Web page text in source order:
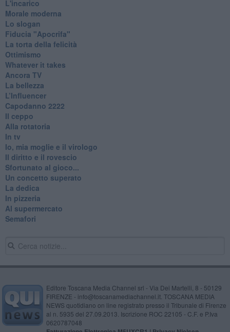
L'incarico
Morale moderna
Lo slogan
Fiducia "Apocrifa"
La torta della felicità
Ottimismo
Whatever it takes
Ancora TV
La bellezza
L’Influencer
​Capodanno 2222
Il ceppo
Alla rotatoria
In tv
Io, mia moglie e il virologo
Il diritto e il rovescio
Sfortunato al gioco...
Un concetto superato
La dedica
In pizzeria
Al supermercato
Semafori
Editore Toscana Media Channel srl - Via Dei Martelli, 8 - 50129
FIRENZE - info@toscanamediachannel.it. TOSCANA MEDIA
NEWS quotidiano on line registrato presso il Tribunale di Firenze
al n. 5935 del 27.09.2013. Iscrizione ROC 22105 - C.F. e P.Iva
0620787048